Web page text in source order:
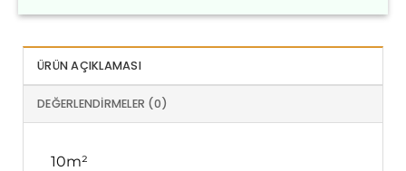
ÜRÜN AÇIKLAMASI
DEĞERLENDIRMELER (0)
10m²